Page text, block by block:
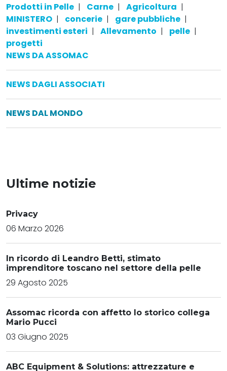
Prodotti in Pelle | Carne | Agricoltura |
MINISTERO | concerie | gare pubbliche |
investimenti esteri | Allevamento | pelle |
progetti
NEWS DA ASSOMAC
NEWS DAGLI ASSOCIATI
NEWS DAL MONDO
Ultime notizie
Privacy
06 Marzo 2026
In ricordo di Leandro Betti, stimato
imprenditore toscano nel settore della pelle
29 Agosto 2025
Assomac ricorda con affetto lo storico collega
Mario Pucci
03 Giugno 2025
ABC Equipment & Solutions: attrezzature e